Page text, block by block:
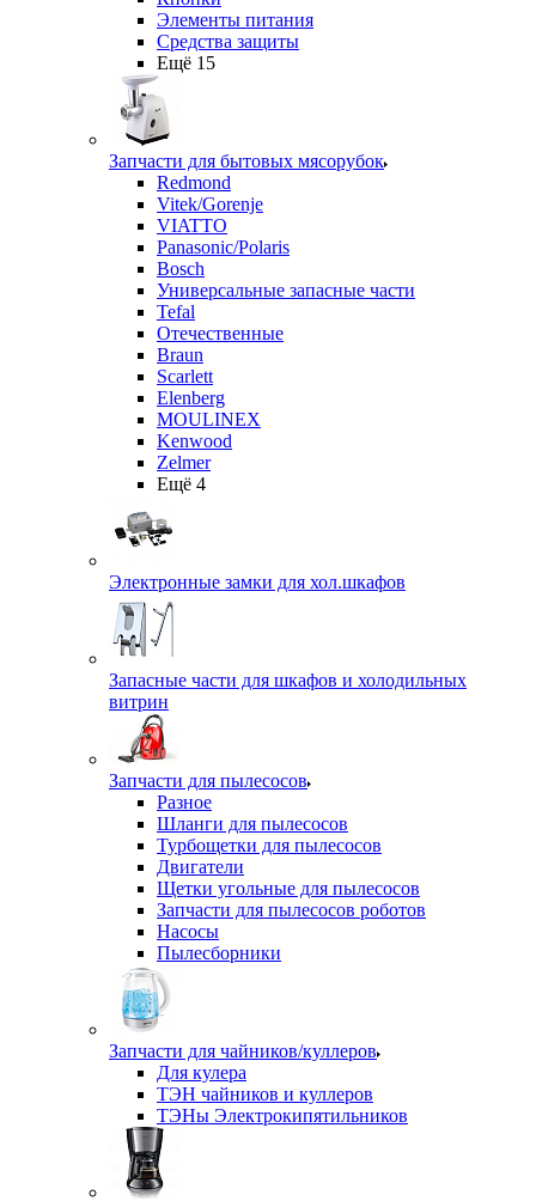
Элементы питания
Средства защиты
Ещё 15
Запчасти для бытовых мясорубок
Redmond
Vitek/Gorenje
VIATTO
Panasonic/Polaris
Bosch
Универсальные запасные части
Tefal
Отечественные
Braun
Scarlett
Elenberg
MOULINEX
Kenwood
Zelmer
Ещё 4
Электронные замки для хол.шкафов
Запасные части для шкафов и холодильных
витрин
Запчасти для пылесосов
Разное
Шланги для пылесосов
Турбощетки для пылесосов
Двигатели
Щетки угольные для пылесосов
Запчасти для пылесосов роботов
Насосы
Пылесборники
Запчасти для чайников/куллеров
Для кулера
ТЭН чайников и куллеров
ТЭНы Электрокипятильников